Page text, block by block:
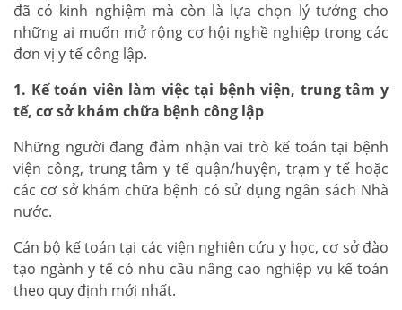
đã có kinh nghiệm mà còn là lựa chọn lý tưởng cho
những ai muốn mở rộng cơ hội nghề nghiệp trong các
đơn vị y tế công lập.
1. Kế toán viên làm việc tại bệnh viện, trung tâm y
tế, cơ sở khám chữa bệnh công lập
Những người đang đảm nhận vai trò kế toán tại bệnh
viện công, trung tâm y tế quận/huyện, trạm y tế hoặc
các cơ sở khám chữa bệnh có sử dụng ngân sách Nhà
nước.
Cán bộ kế toán tại các viện nghiên cứu y học, cơ sở đào
tạo ngành y tế có nhu cầu nâng cao nghiệp vụ kế toán
theo quy định mới nhất.